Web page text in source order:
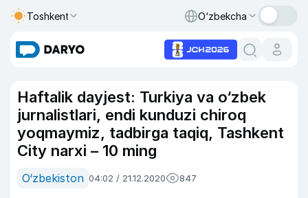
Toshkent O‘zbekcha
Haftalik dayjest: Turkiya va o‘zbek
jurnalistlari, endi kunduzi chiroq
yoqmaymiz, tadbirga taqiq, Tashkent
City narxi – 10 ming
O‘zbekiston 04:02 / 21.12.2020 847